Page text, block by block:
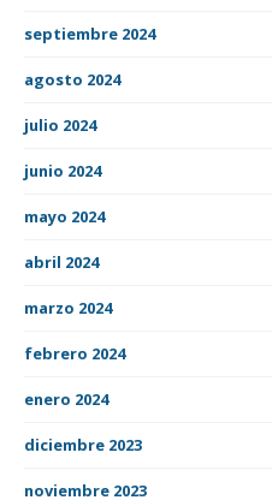
septiembre 2024
agosto 2024
julio 2024
junio 2024
mayo 2024
abril 2024
marzo 2024
febrero 2024
enero 2024
diciembre 2023
noviembre 2023